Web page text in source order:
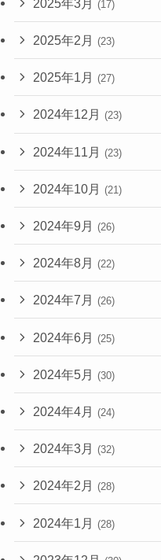
2025年3月 (17)
2025年2月 (23)
2025年1月 (27)
2024年12月 (23)
2024年11月 (23)
2024年10月 (21)
2024年9月 (26)
2024年8月 (22)
2024年7月 (26)
2024年6月 (25)
2024年5月 (30)
2024年4月 (24)
2024年3月 (32)
2024年2月 (28)
2024年1月 (28)